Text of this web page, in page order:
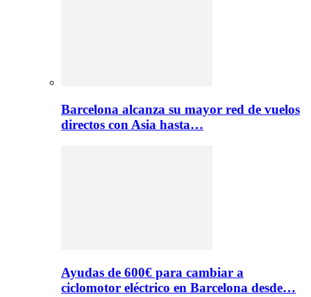
Barcelona alcanza su mayor red de vuelos
directos con Asia hasta…
Ayudas de 600€ para cambiar a
ciclomotor eléctrico en Barcelona desde…